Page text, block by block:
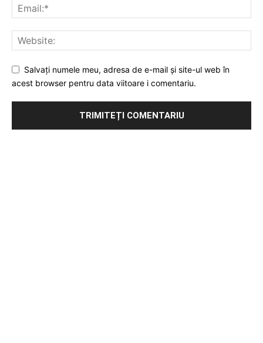
Salvați numele meu, adresa de e-mail și site-ul web în
acest browser pentru data viitoare i comentariu.